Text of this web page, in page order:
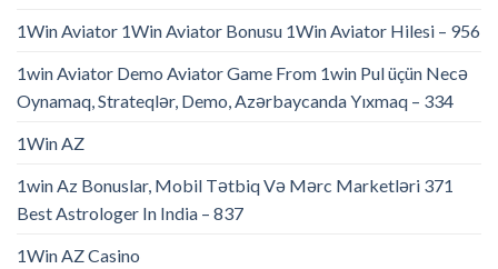
1Win Aviator 1Win Aviator Bonusu 1Win Aviator Hilesi – 956
1win Aviator Demo Aviator Game From 1win Pul üçün Necə
Oynamaq, Strateqlər, Demo, Azərbaycanda Yıxmaq – 334
1Win AZ
1win Az Bonuslar, Mobil Tətbiq Və Mərc Marketləri 371
Best Astrologer In India – 837
1Win AZ Casino